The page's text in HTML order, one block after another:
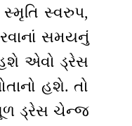
સ્વરુપ,
સમયનું
એવો ડ્રેસ
હશે. તો
ડ્રેસ ચેન્જ